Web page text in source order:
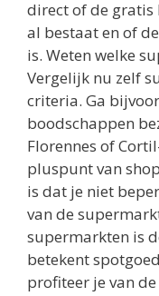
direct of de gratis
al bestaat en of
is. Weten welke
Vergelijk nu zelf
criteria. Ga
boodschappen
Florennes of
pluspunt van
is dat je niet
van de
supermarkten is
betekent
profiteer je van